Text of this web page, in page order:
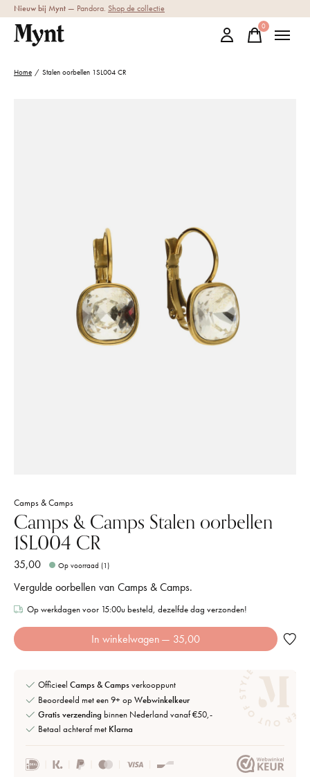
Nieuw bij Mynt — Pandora. Shop de collectie
0items
Home / Stalen oorbellen 1SL004 CR
Camps & Camps
Camps & Camps Stalen oorbellen
1SL004 CR
35,00 Op voorraad (1)
Vergulde oorbellen van Camps & Camps.
Op werkdagen voor 15:00u besteld, dezelfde dag verzonden!
In winkelwagen — 35,00
Officieel Camps & Campsverkooppunt
Beoordeeld met een 9+ opWebwinkelkeur
Gratis verzending binnen Nederland vanaf €50,-
Betaal achteraf met Klarna